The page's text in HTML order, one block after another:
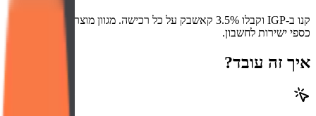
קנו ב-IGP וקבלו 3.5% קאשבק על כל רכישה. מגוון מוצרים עם החזר
כספי ישירות לחשבון.
איך זה עובד?